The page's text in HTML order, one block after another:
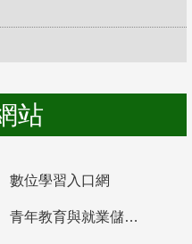
站
數位學習入口網
青年教育與就業儲蓄帳戶